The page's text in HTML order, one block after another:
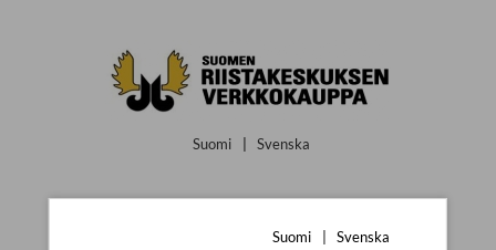
Suomi Svenska
Suomi Svenska